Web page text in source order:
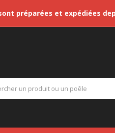
préparées et expédiées